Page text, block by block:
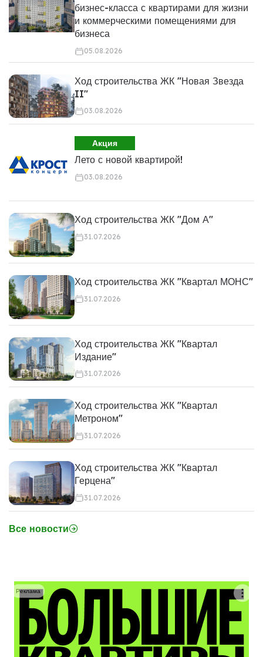
бизнес-класса с квартирами для жизни
и коммерческими помещениями для
бизнеса
05.08.2026
Ход строительства ЖК "Новая Звезда
II"
03.08.2026
Акция
Лето с новой квартирой!
03.08.2026
Ход строительства ЖК "Дом А"
31.07.2026
Ход строительства ЖК "Квартал МОНС"
31.07.2026
Ход строительства ЖК "Квартал
Издание"
31.07.2026
Ход строительства ЖК "Квартал
Метроном"
31.07.2026
Ход строительства ЖК "Квартал
Герцена"
31.07.2026
Все новости
Реклама